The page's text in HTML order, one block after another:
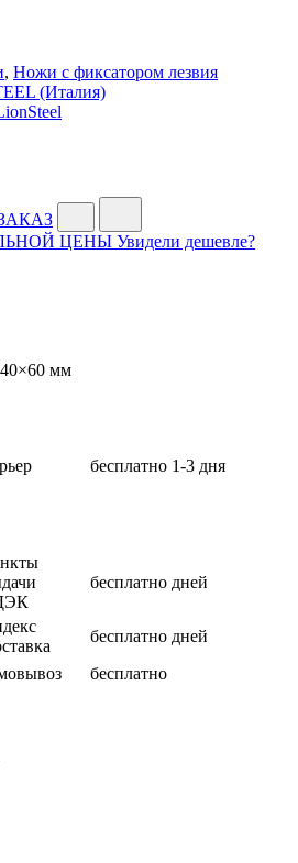
, Ножи с фиксатором лезвия
(Италия)
ЦЕНЫ Увидели дешевле?
мм
бесплатно 1-3 дня
бесплатно дней
бесплатно дней
бесплатно